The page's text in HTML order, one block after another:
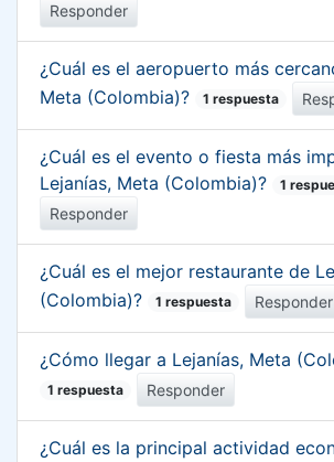
Responder
¿Cuál es el aeropuerto más
Meta (Colombia)?
1 respuesta
¿Cuál es el evento o fiesta más
Lejanías, Meta (Colombia)?
1
Responder
¿Cuál es el mejor restaurante de
(Colombia)?
1 respuesta Responder
¿Cómo llegar a Lejanías, Meta
1 respuesta Responder
¿Cuál es la principal actividad